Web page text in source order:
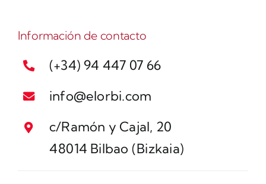
Información de contacto
(+34) 94 447 07 66
info@elorbi.com
c/Ramón y Cajal, 20
48014 Bilbao (Bizkaia)